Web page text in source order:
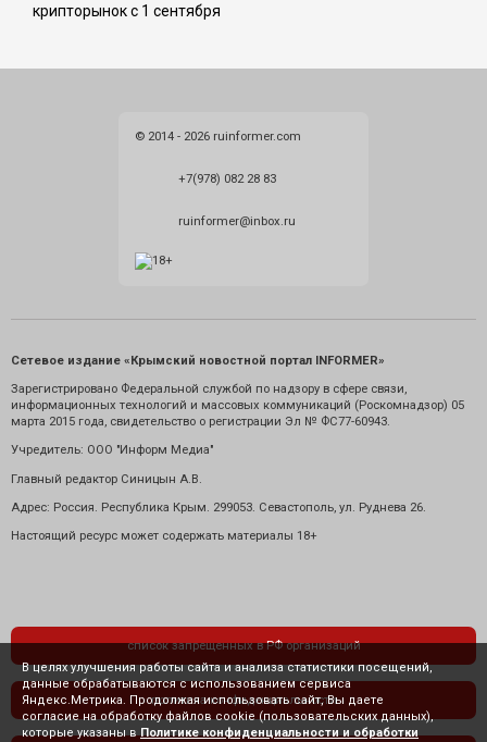
крипторынок с 1 сентября
© 2014 - 2026 ruinformer.com
+7(978) 082 28 83
ruinformer@inbox.ru
Сетевое издание «Крымский новостной портал INFORMER»
Зарегистрировано Федеральной службой по надзору в сфере связи,
информационных технологий и массовых коммуникаций (Роскомнадзор) 05
марта 2015 года, свидетельство о регистрации Эл № ФС77-60943.
Учредитель: ООО "Информ Медиа"
Главный редактор Синицын А.В.
Адрес: Россия. Республика Крым. 299053. Севастополь, ул. Руднева 26.
Настоящий ресурс может содержать материалы 18+
список запрещенных в РФ организаций
политика конфиденциальности
В целях улучшения работы сайта и анализа статистики посещений,
данные обрабатываются с использованием сервиса
Яндекс.Метрика. Продолжая использовать сайт, Вы даете
согласие на обработку файлов cookie (пользовательских данных),
которые указаны в Политике конфиденциальности и обработки